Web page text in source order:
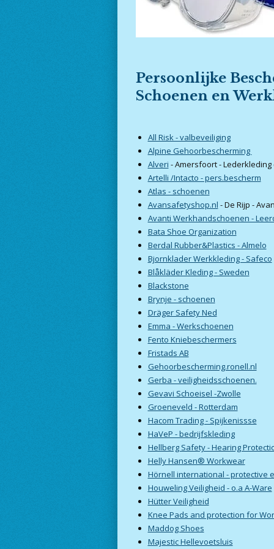
Persoonlijke
Schoenen en
All Risk - valbeveiliging
Alpine Gehoorbescherming
Alveri - Amersfoort -
Artelli /Intacto - pers.bescherm
Atlas - schoenen
Avansafetyshop.nl - De Rijp -
Avanti Werkhandschoenen -
Bata Shoe Organization
Berdal Rubber&Plastics - Almelo
Bjornklader Werkkleding - Safeco
Blåkläder Kleding - Sweden
Blackstone
Brynje - schoenen
Dräger Safety Ned
Emma - Werkschoenen
Fento Kniebeschermers
Fristads AB
Gehoorbescherming.ronell.nl
Gerba - veiligheidsschoenen.
Gevavi Schoeisel -Zwolle
Groeneveld - Rotterdam
Hacom Trading - Spijkenissse
HaVeP - bedrijfskleding
Hellberg Safety - Hearing
Helly Hansen® Workwear
Hörnell international - protective
Houweling Veiligheid - o.a A-Ware
Hütter Veiligheid
Knee Pads and protection for
Maddog Shoes
Majestic Hellevoetsluis